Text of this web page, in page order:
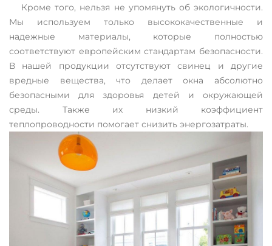
Кроме того, нельзя не упомянуть об экологичности.
Мы используем только высококачественные и
надежные материалы, которые полностью
соответствуют европейским стандартам безопасности.
В нашей продукции отсутствуют свинец и другие
вредные вещества, что делает окна абсолютно
безопасными для здоровья детей и окружающей
среды. Также их низкий коэффициент
теплопроводности помогает снизить энергозатраты.